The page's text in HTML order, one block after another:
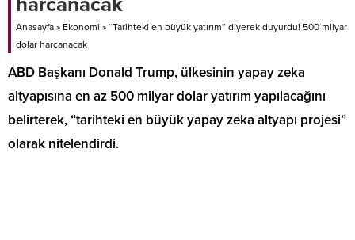
Anasayfa » Ekonomi » “Tarihteki en büyük yatırım” diyerek duyurdu! 500 milyar
dolar harcanacak
ABD Başkanı Donald Trump, ülkesinin yapay zeka
altyapısına en az 500 milyar dolar yatırım yapılacağını
belirterek, “tarihteki en büyük yapay zeka altyapı projesi”
olarak nitelendirdi.